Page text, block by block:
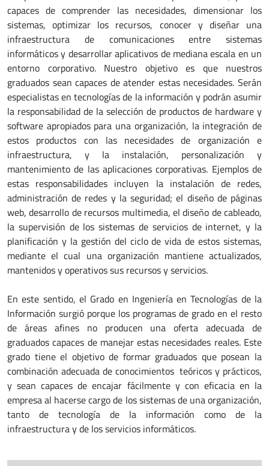
capaces de comprender las necesidades, dimensionar los
sistemas, optimizar los recursos, conocer y diseñar una
infraestructura de comunicaciones entre sistemas
informáticos y desarrollar aplicativos de mediana escala en un
entorno corporativo. Nuestro objetivo es que nuestros
graduados sean capaces de atender estas necesidades. Serán
especialistas en tecnologías de la información y podrán asumir
la responsabilidad de la selección de productos de hardware y
software apropiados para una organización, la integración de
estos productos con las necesidades de organización e
infraestructura, y la instalación, personalización y
mantenimiento de las aplicaciones corporativas. Ejemplos de
estas responsabilidades incluyen la instalación de redes,
administración de redes y la seguridad; el diseño de páginas
web, desarrollo de recursos multimedia, el diseño de cableado,
la supervisión de los sistemas de servicios de internet, y la
planificación y la gestión del ciclo de vida de estos sistemas,
mediante el cual una organización mantiene actualizados,
mantenidos y operativos sus recursos y servicios.
En este sentido, el Grado en Ingeniería en Tecnologías de la
Información surgió porque los programas de grado en el resto
de áreas afines no producen una oferta adecuada de
graduados capaces de manejar estas necesidades reales. Este
grado tiene el objetivo de formar graduados que posean la
combinación adecuada de conocimientos teóricos y prácticos,
y sean capaces de encajar fácilmente y con eficacia en la
empresa al hacerse cargo de los sistemas de una organización,
tanto de tecnología de la información como de la
infraestructura y de los servicios informáticos.